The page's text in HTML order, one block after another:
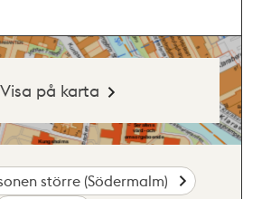
Visa på karta
större (Södermalm)